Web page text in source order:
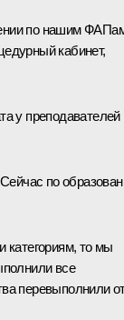
по нашим
кабинет,
у преподавателей
по
категориям, то мы
все
перевыполнили